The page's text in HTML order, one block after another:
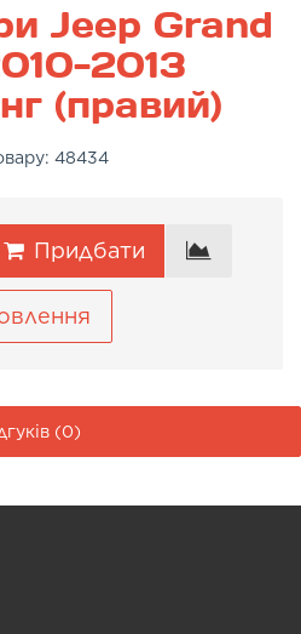
Jeep Grand
2013
(правий)
48434
Придбати
(0)